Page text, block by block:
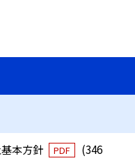
本方針 PDF
(346